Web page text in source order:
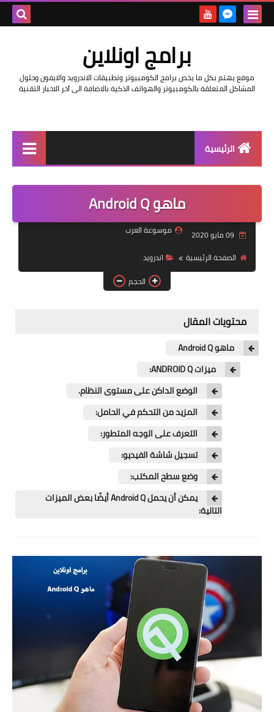
برامج اونلاين
موقع يهتم بكل ما يخص برامج الكومبيوتر وتطبيقات الاندرويد والايفون وحلول
المشاكل المتعلقة بالكومبيوتر والهواتف الذكية بالاضافة الى آخر الاخبار التقنية
الرئيسية
مراجعات
حماية
آيفون
الربح من الانترنت
جوجل
فيسبوك
مقالات
تطبيقات
العملات الرقمية
ماهو Android Q
موسوعة العرب
الصفحة الرئيسية
اندرويد
الحجم
محتويات المقال
ماهو Android Q
ميزات ANDROID Q:
الوضع الداكن على مستوى النظام.
المزيد من التحكم في الحامل:
التعرف على الوجه المتطور:
تسجيل شاشة الفيديو:
وضع سطح المكتب:
يمكن أن يحمل Android Q أيضًا بعض الميزات
التالية: